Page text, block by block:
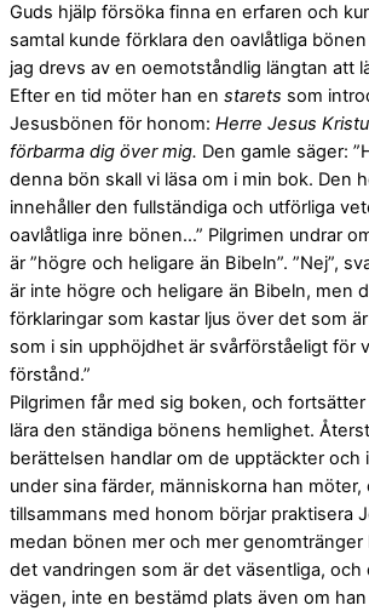
Guds hjälp försöka finna en erfaren och
samtal kunde förklara den oavlåtliga
jag drevs av en oemotståndlig längtan att
Efter en tid möter han en starets som
Jesusbönen för honom: Herre Jesus
förbarma dig över mig. Den gamle säger:
denna bön skall vi läsa om i min bok. Den
innehåller den fullständiga och utförliga
oavlåtliga inre bönen…” Pilgrimen undrar
är ”högre och heligare än Bibeln”. ”Nej”,
är inte högre och heligare än Bibeln, men
förklaringar som kastar ljus över det som
som i sin upphöjdhet är svårförståeligt för
förstånd.”
Pilgrimen får med sig boken, och
lära den ständiga bönens hemlighet.
berättelsen handlar om de upptäckter och
under sina färder, människorna han möter,
tillsammans med honom börjar praktisera
medan bönen mer och mer genomtränger
det vandringen som är det väsentliga, och
vägen, inte en bestämd plats även om